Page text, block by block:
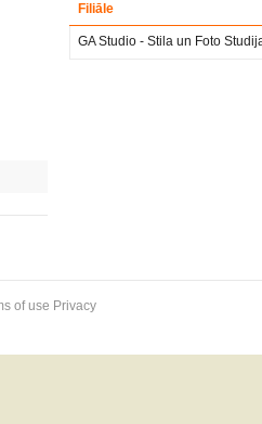
Filiāle
GA Studio - Stila un Foto
of use Privacy